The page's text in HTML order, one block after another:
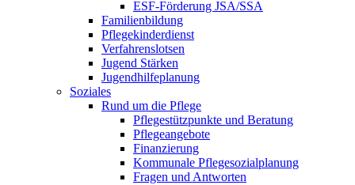
ESF-Förderung JSA/SSA
Familienbildung
Pflegekinderdienst
Verfahrenslotsen
Jugend Stärken
Jugendhilfeplanung
Soziales
Rund um die Pflege
Pflegestützpunkte und Beratung
Pflegeangebote
Finanzierung
Kommunale Pflegesozialplanung
Fragen und Antworten